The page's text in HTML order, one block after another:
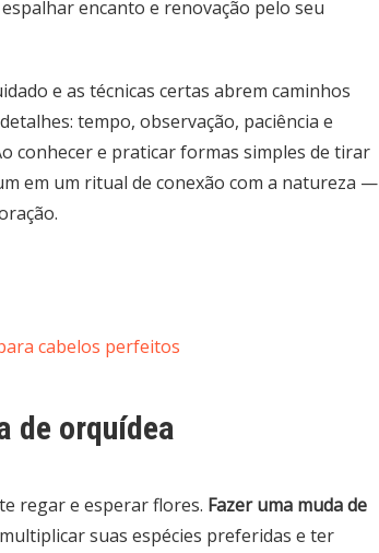
encanto e renovação pelo seu
e as técnicas certas abrem caminhos
tempo, observação, paciência e
conhecer e praticar formas simples de tirar
em um ritual de conexão com a natureza —
cabelos perfeitos
de orquídea
regar e esperar flores. Fazer uma muda de
suas espécies preferidas e ter